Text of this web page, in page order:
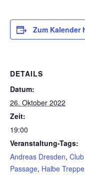
Zum Kalender
DETAILS
Datum:
26. Oktober 2022
Zeit:
19:00
Veranstaltung-Tags:
Andreas Dresden, Club
Passage, Halbe Treppe